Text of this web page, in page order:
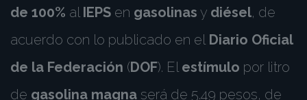
de 100% al IEPS en gasolinas y diésel, de
acuerdo con lo publicado en el Diario Oficial
de la Federación (DOF). El estímulo por litro
de gasolina magna será de 5.49 pesos, de